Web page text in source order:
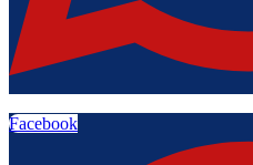
Facebook